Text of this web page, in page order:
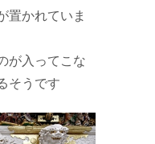
置かれていま
が入ってこな
そうです